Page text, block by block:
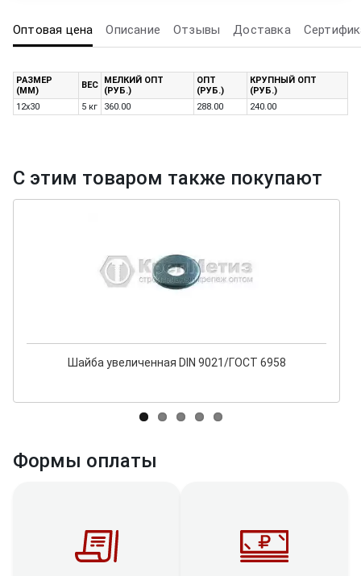
Оптовая цена Описание Отзывы Доставка
РАЗМЕР
(ММ)
ВЕС
МЕЛКИЙ ОПТ
(РУБ.)
ОПТ
(РУБ.)
КРУПНЫЙ ОПТ
(РУБ.)
12х30
5 кг 360.00 288.00 240.00
С этим товаром также покупают
Шайба увеличенная DIN 9021/ГОСТ 6958
Формы оплаты